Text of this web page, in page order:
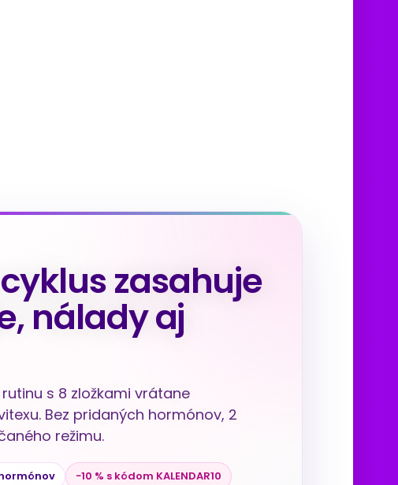
zasahuje
nálady aj
s 8 zložkami vrátane
Bez pridaných hormónov, 2
režimu.
−10 % s kódom KALENDAR10